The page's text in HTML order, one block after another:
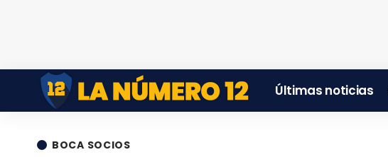
Últimas noticias
BOCA SOCIOS